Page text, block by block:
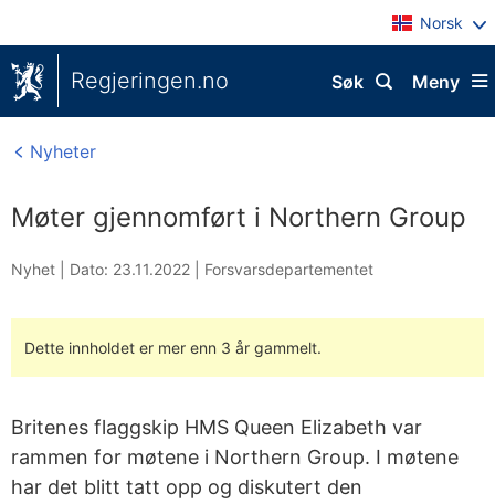
Norsk
Regjeringen.no Meny
Søk
Nyheter
Møter gjennomført i Northern Group
Nyhet | Dato: 23.11.2022 Forsvarsdepartementet
Dette innholdet er mer enn 3 år gammelt.
Britenes flaggskip HMS Queen Elizabeth var
rammen for møtene i Northern Group. I møtene
har det blitt tatt opp og diskutert den